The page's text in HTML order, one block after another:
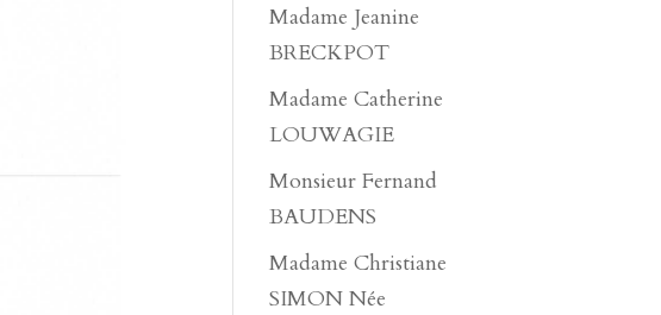
Madame Jeanine
BRECKPOT
Madame Catherine
LOUWAGIE
Monsieur Fernand
BAUDENS
Madame Christiane
SIMON Née